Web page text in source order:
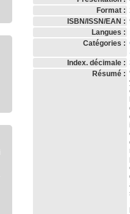
Format :
ISBN/ISSN/EAN :
Langues :
Catégories :
Index. décimale :
Résumé :